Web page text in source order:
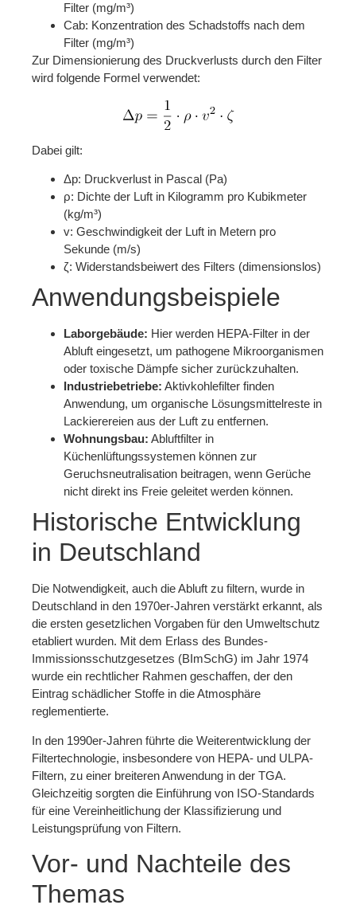
Filter (mg/m³)
Cab: Konzentration des Schadstoffs nach dem
Filter (mg/m³)
Zur Dimensionierung des Druckverlusts durch den Filter
wird folgende Formel verwendet:
Dabei gilt:
Δp: Druckverlust in Pascal (Pa)
ρ: Dichte der Luft in Kilogramm pro Kubikmeter
(kg/m³)
v: Geschwindigkeit der Luft in Metern pro
Sekunde (m/s)
ζ: Widerstandsbeiwert des Filters (dimensionslos)
Anwendungsbeispiele
Laborgebäude: Hier werden HEPA-Filter in der
Abluft eingesetzt, um pathogene Mikroorganismen
oder toxische Dämpfe sicher zurückzuhalten.
Industriebetriebe: Aktivkohlefilter finden
Anwendung, um organische Lösungsmittelreste in
Lackierereien aus der Luft zu entfernen.
Wohnungsbau: Abluftfilter in
Küchenlüftungssystemen können zur
Geruchsneutralisation beitragen, wenn Gerüche
nicht direkt ins Freie geleitet werden können.
Historische Entwicklung
in Deutschland
Die Notwendigkeit, auch die Abluft zu filtern, wurde in
Deutschland in den 1970er-Jahren verstärkt erkannt, als
die ersten gesetzlichen Vorgaben für den Umweltschutz
etabliert wurden. Mit dem Erlass des Bundes-
Immissionsschutzgesetzes (BImSchG) im Jahr 1974
wurde ein rechtlicher Rahmen geschaffen, der den
Eintrag schädlicher Stoffe in die Atmosphäre
reglementierte.
In den 1990er-Jahren führte die Weiterentwicklung der
Filtertechnologie, insbesondere von HEPA- und ULPA-
Filtern, zu einer breiteren Anwendung in der TGA.
Gleichzeitig sorgten die Einführung von ISO-Standards
für eine Vereinheitlichung der Klassifizierung und
Leistungsprüfung von Filtern.
Vor- und Nachteile des
Themas